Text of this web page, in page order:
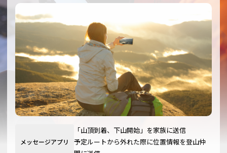
メッセージアプリ
「山頂到着、下山開始」を家族に送信
予定ルートから外れた際に位置情報を登山仲